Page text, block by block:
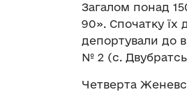
Загалом понад
90». Спочатку їх
депортували до
№ 2 (с.
Четверта